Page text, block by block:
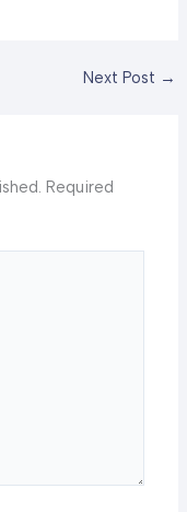
Next Post →
Required